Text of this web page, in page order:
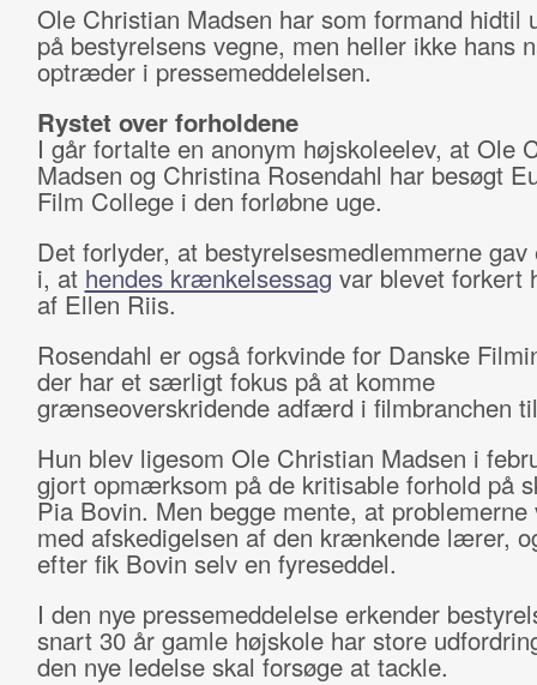
Ole Christian Madsen har som formand hidtil
på bestyrelsens vegne, men heller ikke hans
optræder i pressemeddelelsen.
Rystet over forholdene
I går fortalte en anonym højskoleelev, at Ole
Madsen og Christina Rosendahl har besøgt
Film College i den forløbne uge.
Det forlyder, at bestyrelsesmedlemmerne gav
i, at hendes krænkelsessag var blevet forkert
af Ellen Riis.
Rosendahl er også forkvinde for Danske
der har et særligt fokus på at komme
grænseoverskridende adfærd i filmbranchen
Hun blev ligesom Ole Christian Madsen i
gjort opmærksom på de kritisable forhold på
Pia Bovin. Men begge mente, at problemerne
med afskedigelsen af den krænkende lærer,
efter fik Bovin selv en fyreseddel.
I den nye pressemeddelelse erkender
snart 30 år gamle højskole har store
den nye ledelse skal forsøge at tackle.